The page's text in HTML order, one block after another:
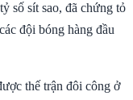
số sít sao, đã chứng tỏ
đội bóng hàng đầu
thế trận đôi công ở